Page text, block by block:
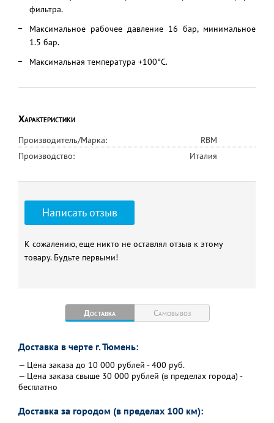
фильтра.
Максимальное рабочее давление 16 бар, минимальное
1.5 бар.
Максимальная температура +100°С.
Характеристики
Производитель/Марка:
RBM
Производство:
Италия
Написать отзыв
К сожалению, еще никто не оставлял отзыв к этому
товару. Будьте первыми!
Доставка Самовывоз
Доставка в черте г. Тюмень:
— Цена заказа до 10 000 рублей - 400 руб.
— Цена заказа свыше 30 000 рублей (в пределах города) -
бесплатно
Доставка за городом (в пределах 100 км):